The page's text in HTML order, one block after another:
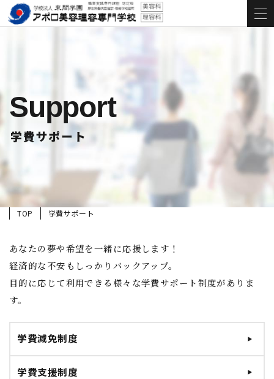
Support
学費サポート
TOP 学費サポート
あなたの夢や希望を一緒に応援します！
経済的な不安もしっかりバックアップ。
目的に応じて利用できる様々な学費サポート制度がありま
す。
学費減免制度
学費支援制度